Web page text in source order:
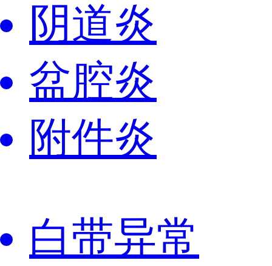
阴道炎
盆腔炎
附件炎
白带异常